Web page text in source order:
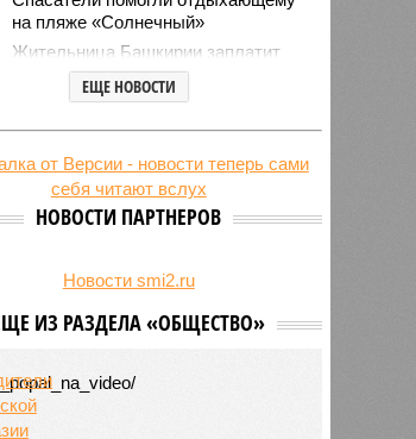
на пляже «Солнечный»
Жительница Башкирии заплатит
штраф за грубое общение в
мессенджереЕЩЕ НОВОСТИ
НОВОСТИ ПАРТНЕРОВ
Новости smi2.ru
ИЗ РАЗДЕЛА «ОБЩЕСТВО»